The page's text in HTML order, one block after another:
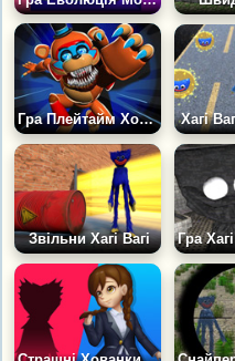
Гра Плейтайм Хоррор: Майданчик Монстрів Хагі
Звільни Хагі Вагі